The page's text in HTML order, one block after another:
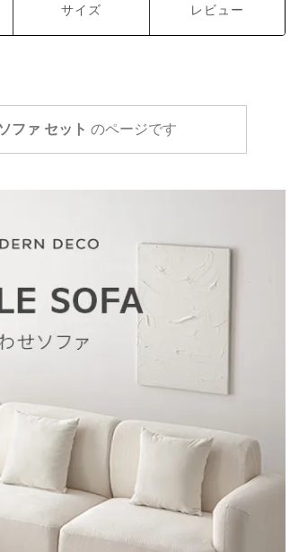
サイズ レビュー
ファ セット のページです